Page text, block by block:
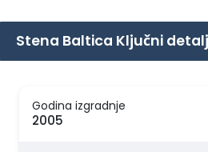
Stena Baltica Ključni
Godina izgradnje
2005